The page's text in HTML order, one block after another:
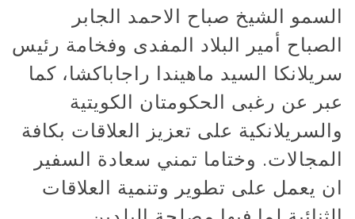
السمو الشيخ صباح الاحمد الجابر
الصباح أمير البلاد المفدى وفخامة رئيس
سريلانكا السيد ماهيندا راجاباكشا، كما
عبر عن رغبى الحكومتان الكويتية
والسريلانكية على تعزيز العلاقات بكافة
المجالات. وختاما تمني سعادة السفير
ان يعمل على تطوير وتنمية العلاقات